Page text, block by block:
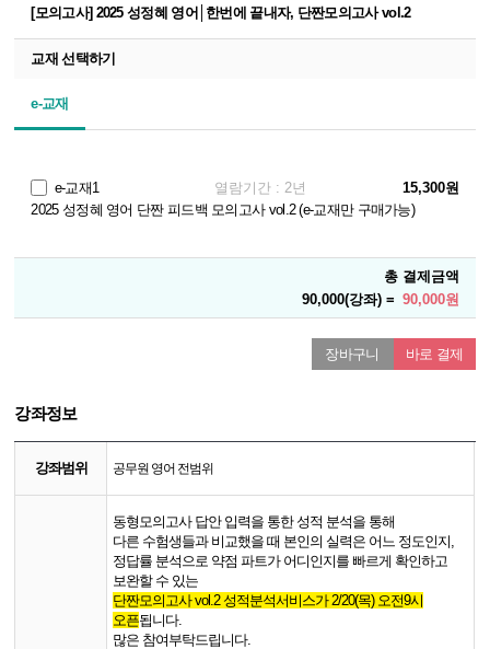
[모의고사] 2025 성정혜 영어│한번에 끝내자, 단짠모의고사 vol.2
교재 선택하기
e-교재
e-교재1
2025 성정혜 영어 단짠 피드백 모의고사 vol.2 (e-교재만 구매가능)
열람기간 : 2년 15,300원
총 결제금액
90,000(강좌) = 90,000원
장바구니 바로 결제
강좌정보
강좌범위 공무원 영어 전범위
동형모의고사 답안 입력을 통한 성적 분석을 통해
다른 수험생들과 비교했을 때 본인의 실력은 어느 정도인지,
정답률 분석으로 약점 파트가 어디인지를 빠르게 확인하고
보완할 수 있는
단짠모의고사 vol.2 성적분석서비스가 2/20(목) 오전9시
오픈됩니다.
많은 참여부탁드립니다.